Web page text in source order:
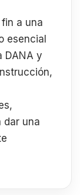
a una
esencial
DANA y
dar una